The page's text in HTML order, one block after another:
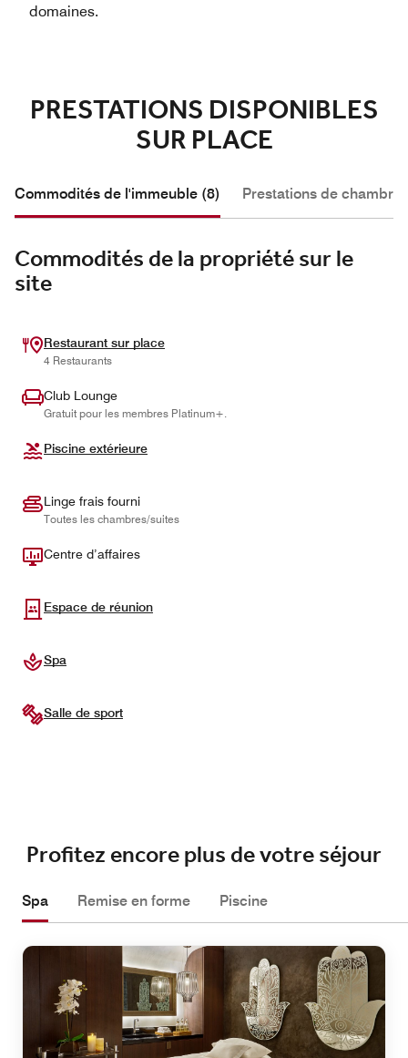
domaines.
PRESTATIONS DISPONIBLES
SUR PLACE
Commodités de l'immeuble (8) Prestations de chambre
Commodités de la propriété sur le
site
Restaurant sur place
4 Restaurants
Club Lounge
Gratuit pour les membres Platinum+.
Piscine extérieure
Linge frais fourni
Toutes les chambres/suites
Centre d’affaires
Espace de réunion
Spa
Salle de sport
Profitez encore plus de votre séjour
Spa Remise en forme Piscine